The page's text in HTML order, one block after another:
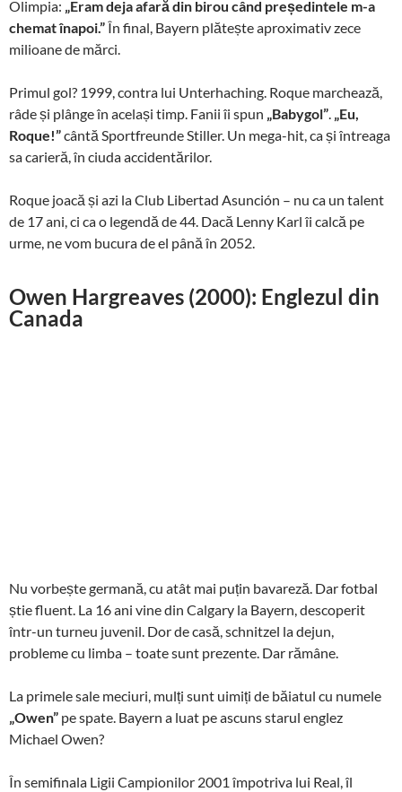
Olimpia: „Eram deja afară din birou când președintele m-a
chemat înapoi.”În final, Bayern plătește aproximativ zece
milioane de mărci.
Primul gol? 1999, contra lui Unterhaching. Roque marchează,
râde și plânge în același timp. Fanii îi spun „Babygol”. „Eu,
Roque!”cântă Sportfreunde Stiller. Un mega-hit, ca și întreaga
sa carieră, în ciuda accidentărilor.
Roque joacă și azi la Club Libertad Asunción – nu ca un talent
de 17 ani, ci ca o legendă de 44. Dacă Lenny Karl îi calcă pe
urme, ne vom bucura de el până în 2052.
Owen Hargreaves (2000): Englezul din
Canada
Nu vorbește germană, cu atât mai puțin bavareză. Dar fotbal
știe fluent. La 16 ani vine din Calgary la Bayern, descoperit
într-un turneu juvenil. Dor de casă, schnitzel la dejun,
probleme cu limba – toate sunt prezente. Dar rămâne.
La primele sale meciuri, mulți sunt uimiți de băiatul cu numele
„Owen” pe spate. Bayern a luat pe ascuns starul englez
Michael Owen?
În semifinala Ligii Campionilor 2001 împotriva lui Real, îl